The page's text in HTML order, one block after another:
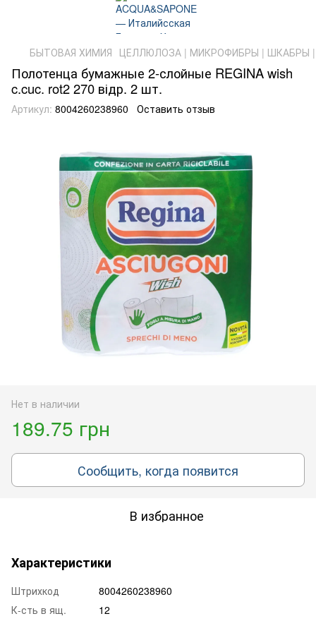
БЫТОВАЯ ХИМИЯ ЦЕЛЛЮЛОЗА | МИКРОФИБРЫ | ШКАБРЫ |
Полотенца бумажные 2-слойные REGINA wish
c.cuc. rot2 270 відр. 2 шт.
Артикул: 8004260238960 Оставить отзыв
Нет в наличии
189.75 грн
Сообщить, когда появится
В избранное
Характеристики
Штрихкод
8004260238960
К-сть в ящ.
12